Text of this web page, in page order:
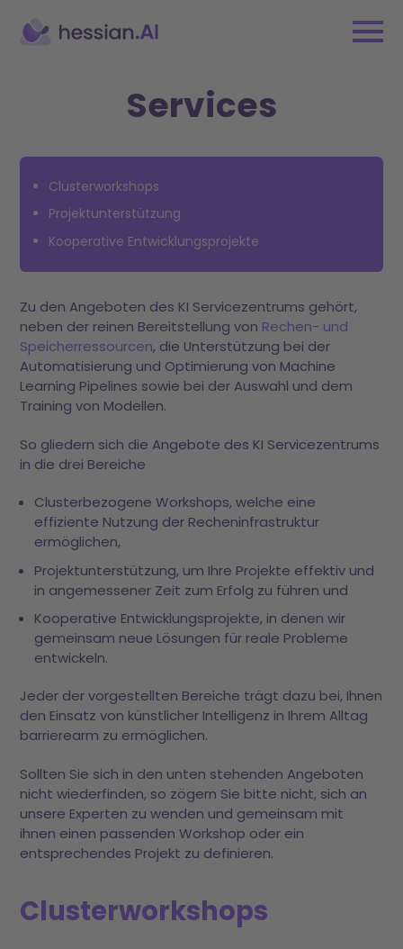
Services
Clusterworkshops
Projektunterstützung
Kooperative Entwicklungsprojekte
Zu den Angeboten des KI Servicezentrums gehört,
neben der reinen Bereitstellung von Rechen- und
Speicherressourcen, die Unterstützung bei der
Automatisierung und Optimierung von Machine
Learning Pipelines sowie bei der Auswahl und dem
Training von Modellen.
So gliedern sich die Angebote des KI Servicezentrums
in die drei Bereiche
Clusterbezogene Workshops, welche eine
effiziente Nutzung der Recheninfrastruktur
ermöglichen,
Projektunterstützung, um Ihre Projekte effektiv und
in angemessener Zeit zum Erfolg zu führen und
Kooperative Entwicklungsprojekte, in denen wir
gemeinsam neue Lösungen für reale Probleme
entwickeln.
Jeder der vorgestellten Bereiche trägt dazu bei, Ihnen
den Einsatz von künstlicher Intelligenz in Ihrem Alltag
barrierearm zu ermöglichen.
Sollten Sie sich in den unten stehenden Angeboten
nicht wiederfinden, so zögern Sie bitte nicht, sich an
unsere Experten zu wenden und gemeinsam mit
ihnen einen passenden Workshop oder ein
entsprechendes Projekt zu definieren.
Clusterworkshops